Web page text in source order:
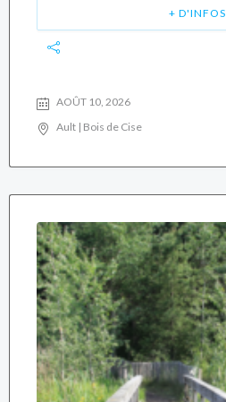
+ D'INFOS
AOÛT 10, 2026
Ault | Bois de Cise